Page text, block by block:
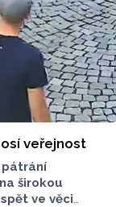
veřejnost
pátrání
širokou
ve věci